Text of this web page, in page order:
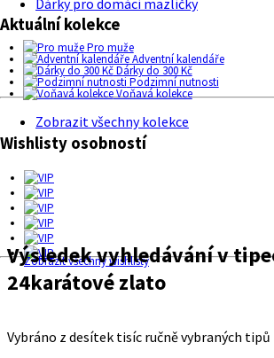
Aktuální kolekce
Pro muže
Adventní kalendáře
Dárky do 300 Kč
Podzimní nutnosti
Voňavá kolekce
Zobrazit všechny kolekce
Wishlisty osobností
Zobrazit všechny wishlisty
Výsledek vyhledávání v
24karátové zlato
Vybráno z desítek tisíc ručně vybraných tipů